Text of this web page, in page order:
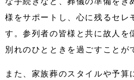
様をサポートし、心に残るセレ
す。参列者の皆様と共に故人を
別れのひとときを過ごすことが
また、家族葬のスタイルや予算